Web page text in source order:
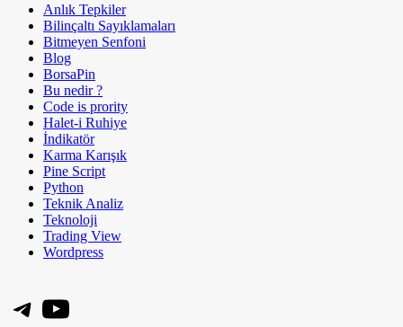
Anlık Tepkiler
Bilinçaltı Sayıklamaları
Bitmeyen Senfoni
Blog
BorsaPin
Bu nedir ?
Code is prority
Halet-i Ruhiye
İndikatör
Karma Karışık
Pine Script
Python
Teknik Analiz
Teknoloji
Trading View
Wordpress
Telegram
YouTube